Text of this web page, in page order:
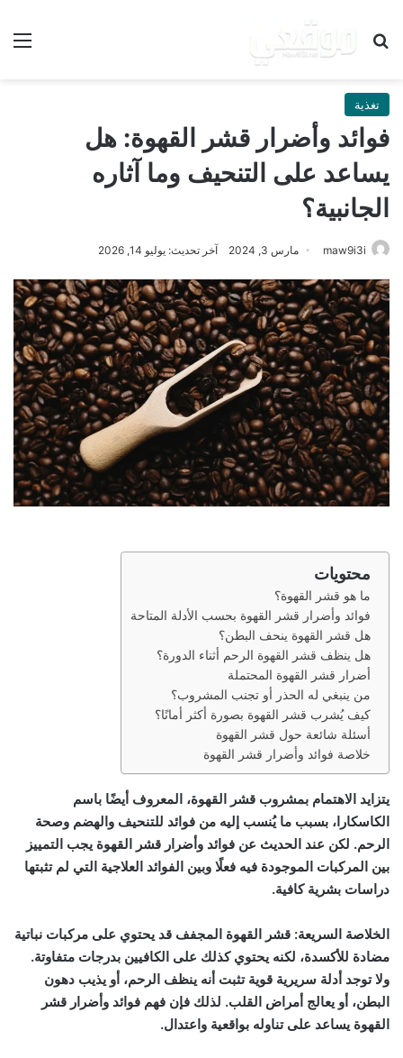
بحث عن
تغذية
فوائد وأضرار قشر القهوة: هل
يساعد على التنحيف وما آثاره
الجانبية؟
maw9i3i مارس 3, 2024 آخر تحديث: يوليو 14, 2026
محتويات
ما هو قشر القهوة؟
فوائد وأضرار قشر القهوة بحسب الأدلة المتاحة
هل قشر القهوة ينحف البطن؟
هل ينظف قشر القهوة الرحم أثناء الدورة؟
أضرار قشر القهوة المحتملة
من ينبغي له الحذر أو تجنب المشروب؟
كيف يُشرب قشر القهوة بصورة أكثر أمانًا؟
أسئلة شائعة حول قشر القهوة
خلاصة فوائد وأضرار قشر القهوة
يتزايد الاهتمام بمشروب قشر القهوة، المعروف أيضًا باسم
الكاسكارا، بسبب ما يُنسب إليه من فوائد للتنحيف والهضم وصحة
الرحم. لكن عند الحديث عن فوائد وأضرار قشر القهوة يجب التمييز
بين المركبات الموجودة فيه فعلًا وبين الفوائد العلاجية التي لم تثبتها
دراسات بشرية كافية.
الخلاصة السريعة: قشر القهوة المجفف قد يحتوي على مركبات نباتية
مضادة للأكسدة، لكنه يحتوي كذلك على الكافيين بدرجات متفاوتة.
ولا توجد أدلة سريرية قوية تثبت أنه ينظف الرحم، أو يذيب دهون
البطن، أو يعالج أمراض القلب. لذلك فإن فهم فوائد وأضرار قشر
القهوة يساعد على تناوله بواقعية واعتدال.